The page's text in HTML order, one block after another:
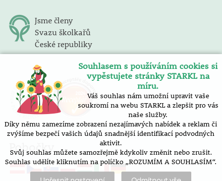
Jsme členy
Svazu školkařů
České republiky
Pobočky
Souhlasem s používáním cookies si
vypěstujete stránky STARKL na
míru.
Váš souhlas nám umožní upravit vaše
soukromí na webu STARKL a zlepšit pro vás
naše služby.
Díky němu zamezíme zobrazení nezajímavých nabídek a reklam či
zvýšíme bezpečí vašich údajů snadnější identifikací podvodných
aktivit.
Svůj souhlas můžete samozřejmě kdykoliv změnit nebo zrušit.
Souhlas udělíte kliknutím na políčko „ROZUMÍM A SOUHLASÍM“.